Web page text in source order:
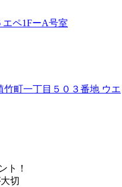
エペ1FーA号室
竹町一丁目５０３番地 ウエ
ト！
切